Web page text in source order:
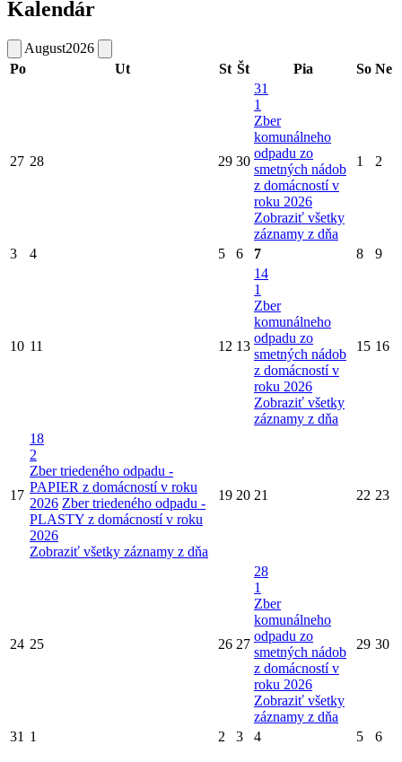
Kalendár
August2026
Po
Ut St Št Pia So Ne
27 28 29 30
31
1
Zber
komunálneho
odpadu zo
smetných nádob
z domácností v
roku 2026
Zobraziť všetky
záznamy z dňa
1 2
3 4 5 6 7 8 9
10 11 12 13
14
1
Zber
komunálneho
odpadu zo
smetných nádob
z domácností v
roku 2026
Zobraziť všetky
záznamy z dňa
15 16
17
18
2
Zber triedeného odpadu -
PAPIER z domácností v roku
2026 Zber triedeného odpadu -
PLASTY z domácností v roku
2026
Zobraziť všetky záznamy z dňa
19 20 21 22 23
24 25 26 27
28
1
Zber
komunálneho
odpadu zo
smetných nádob
z domácností v
roku 2026
Zobraziť všetky
záznamy z dňa
29 30
31 1 2 3 4 5 6